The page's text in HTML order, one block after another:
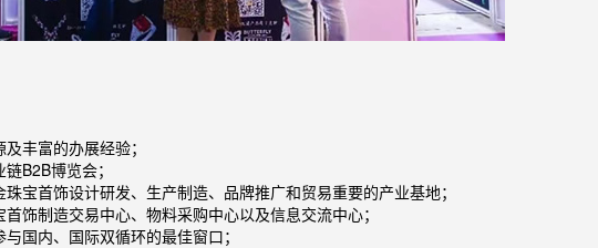
丰富的办展经验；
B2B博览会；
宝首饰设计研发、生产制造、品牌推广和贸易重要的产业基地；
饰制造交易中心、物料采购中心以及信息交流中心；
国内、国际双循环的最佳窗口；